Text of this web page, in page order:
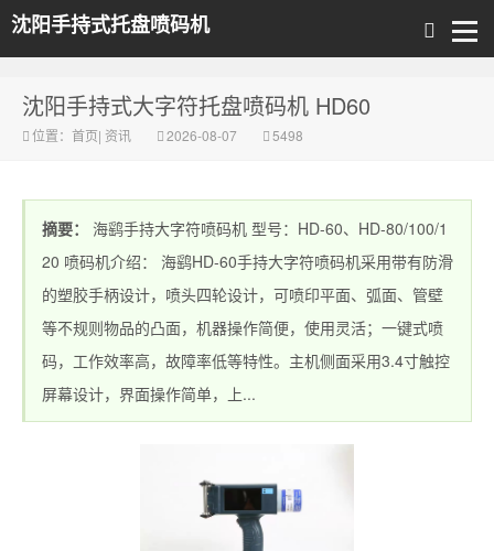
沈阳手持式托盘喷码机
沈阳手持式大字符托盘喷码机 HD60
位置： 首页| 资讯 2026-08-07 5498
摘要：
海鹞手持大字符喷码机 型号：HD-60、HD-80/100/1
20 喷码机介绍： 海鹞HD-60手持大字符喷码机采用带有防滑
的塑胶手柄设计，喷头四轮设计，可喷印平面、弧面、管壁
等不规则物品的凸面，机器操作简便，使用灵活；一键式喷
码，工作效率高，故障率低等特性。主机侧面采用3.4寸触控
屏幕设计，界面操作简单，上...